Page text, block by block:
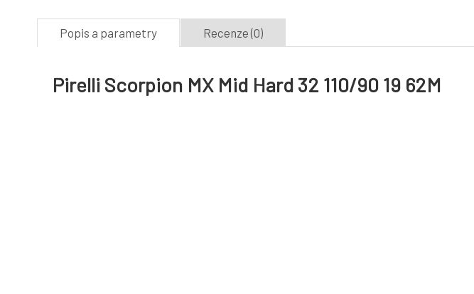
Popis a parametry Recenze (0)
Pirelli Scorpion MX Mid Hard 32 110/90 19 62M